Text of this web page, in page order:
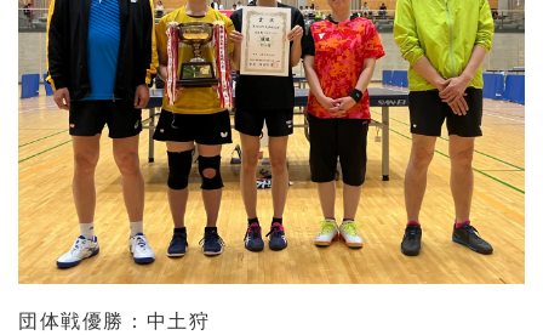
団体戦優勝：中土狩